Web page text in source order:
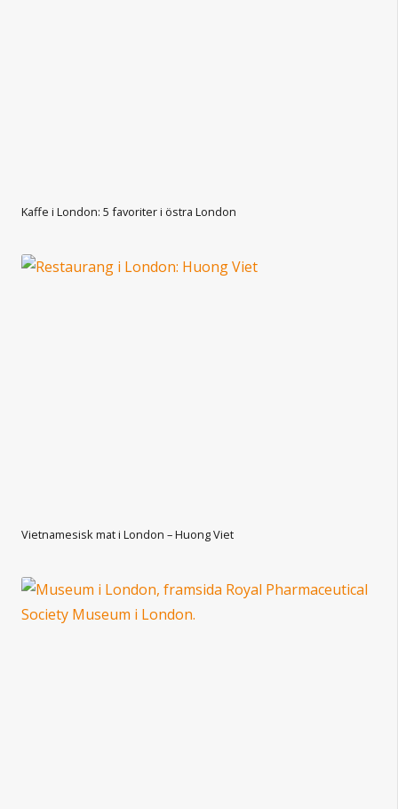
Kaffe i London: 5 favoriter i östra London
Vietnamesisk mat i London – Huong Viet